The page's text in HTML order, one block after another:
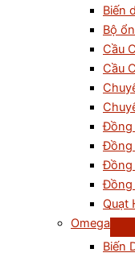
Biến
Bộ
Cầu
Cầu
Đồng
Đồng
Đồng
Đồng
Quạt
Omega
Biến